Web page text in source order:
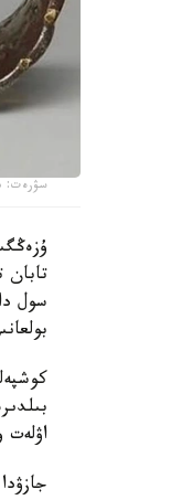
سۋرەت:
سول
اۋلەت